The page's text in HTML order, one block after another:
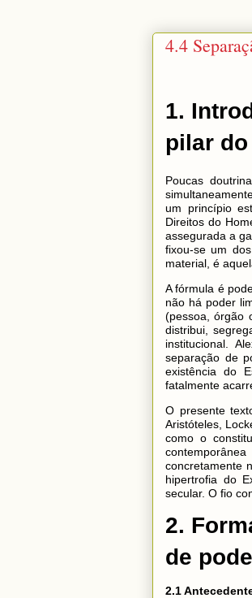
4.4
1.
pilar
Poucas
um princípio
Direitos do
assegurada a
fixou-se um
material, é
A fórmula é
não há poder
(pessoa, órgão
distribui,
institucional.
separação de
existência do
fatalmente
O presente
Aristóteles,
como o
concretamente
hipertrofia do
secular. O fio
2.
de
2.1